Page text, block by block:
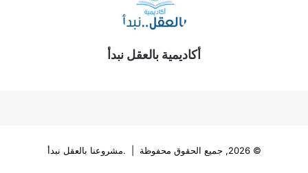
أكاديمية بالعقل نبدأ
© 2026, جميع الحقوق محفوظة | .مشروعنا بالعقل نبدأ